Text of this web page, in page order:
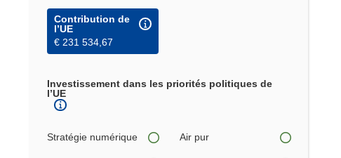
Contribution de
l’UE
€ 231 534,67
Investissement dans les priorités politiques de
l’UE
Stratégie numérique Air pur